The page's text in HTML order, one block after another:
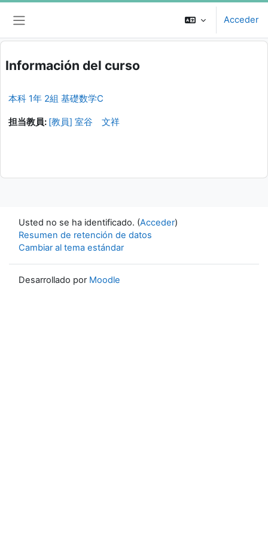
Salta al contenido principal
Acceder
Información del curso
本科 1年 2組 基礎数学C
担当教員: [教員] 室谷 文祥
Usted no se ha identificado. (Acceder)
Resumen de retención de datos
Cambiar al tema estándar
Desarrollado por Moodle